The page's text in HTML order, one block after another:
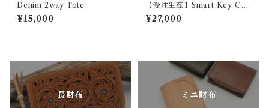
Denim 2way Tote
¥15,000
【受注生産】Smart Key Cas
e 『GROUND CRAFT』
¥27,000
長財布 ミニ財布